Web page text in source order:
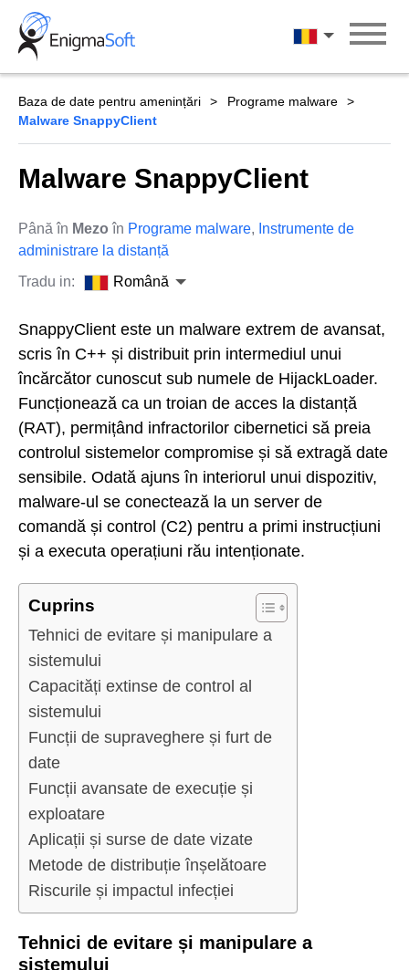
Skip
content
Română
Baza de date pentru amenințări
Programe malware
Malware SnappyClient
Malware SnappyClient
Până în Mezo în Programe malware, Instrumente de
administrare la distanță
Tradu in:
Română
SnappyClient este un malware extrem de avansat,
scris în C++ și distribuit prin intermediul unui
încărcător cunoscut sub numele de HijackLoader.
Funcționează ca un troian de acces la distanță
(RAT), permițând infractorilor cibernetici să preia
controlul sistemelor compromise și să extragă date
sensibile. Odată ajuns în interiorul unui dispozitiv,
malware-ul se conectează la un server de
comandă și control (C2) pentru a primi instrucțiuni
și a executa operațiuni rău intenționate.
Cuprins
Tehnici de evitare și manipulare a
sistemului
Capacități extinse de control al
sistemului
Funcții de supraveghere și furt de
date
Funcții avansate de execuție și
exploatare
Aplicații și surse de date vizate
Metode de distribuție înșelătoare
Riscurile și impactul infecției
Tehnici de evitare și manipulare a
sistemului